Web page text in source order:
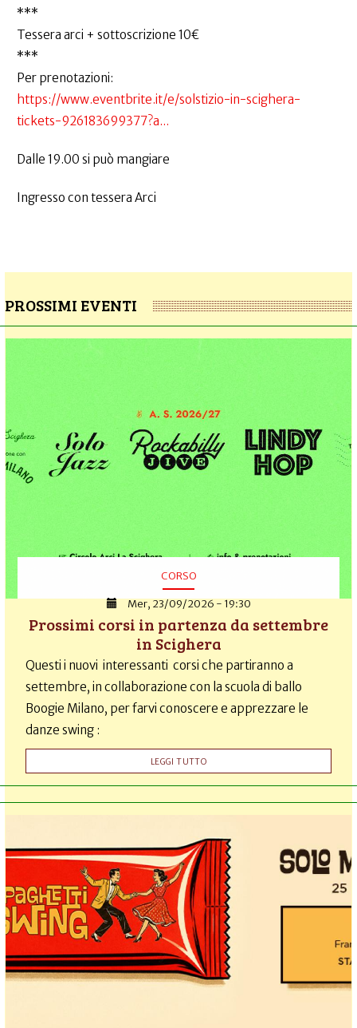
***
Tessera arci + sottoscrizione 10€
***
Per prenotazioni:
https://www.eventbrite.it/e/solstizio-in-scighera-
tickets-926183699377?a...
Dalle 19.00 si può mangiare
Ingresso con tessera Arci
PROSSIMI EVENTI
CORSO
Mer, 23/09/2026 - 19:30
Prossimi corsi in partenza da settembre
in Scighera
Questi i nuovi interessanti corsi che partiranno a
settembre, in collaborazione con la scuola di ballo
Boogie Milano, per farvi conoscere e apprezzare le
danze swing :
LEGGI TUTTO